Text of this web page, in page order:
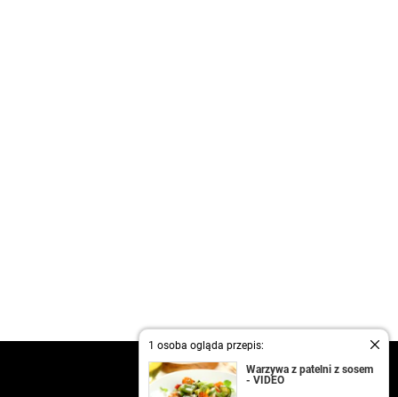
1 osoba ogląda przepis:
Warzywa z patelni z sosem
- VIDEO
kontakt
regulamin